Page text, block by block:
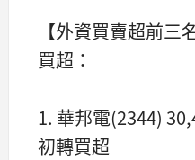
【外資買賣超前三名
買超：
1. 華邦電(2344)
初轉買超